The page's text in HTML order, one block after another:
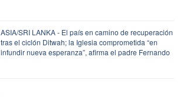
ASIA/SRI LANKA - El país en camino de recuperación
tras el ciclón Ditwah; la Iglesia comprometida “en
infundir nueva esperanza”, afirma el padre Fernando